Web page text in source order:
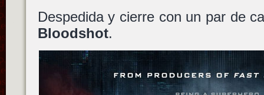
Despedida y cierre con un par de
Bloodshot.